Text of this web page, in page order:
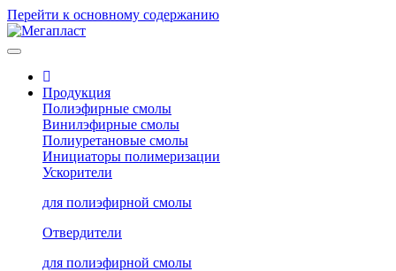
Перейти к основному содержанию
Продукция
Полиэфирные смолы
Винилэфирные смолы
Полиуретановые смолы
Инициаторы полимеризации
Ускорители
для полиэфирной смолы
Отвердители
для полиэфирной смолы